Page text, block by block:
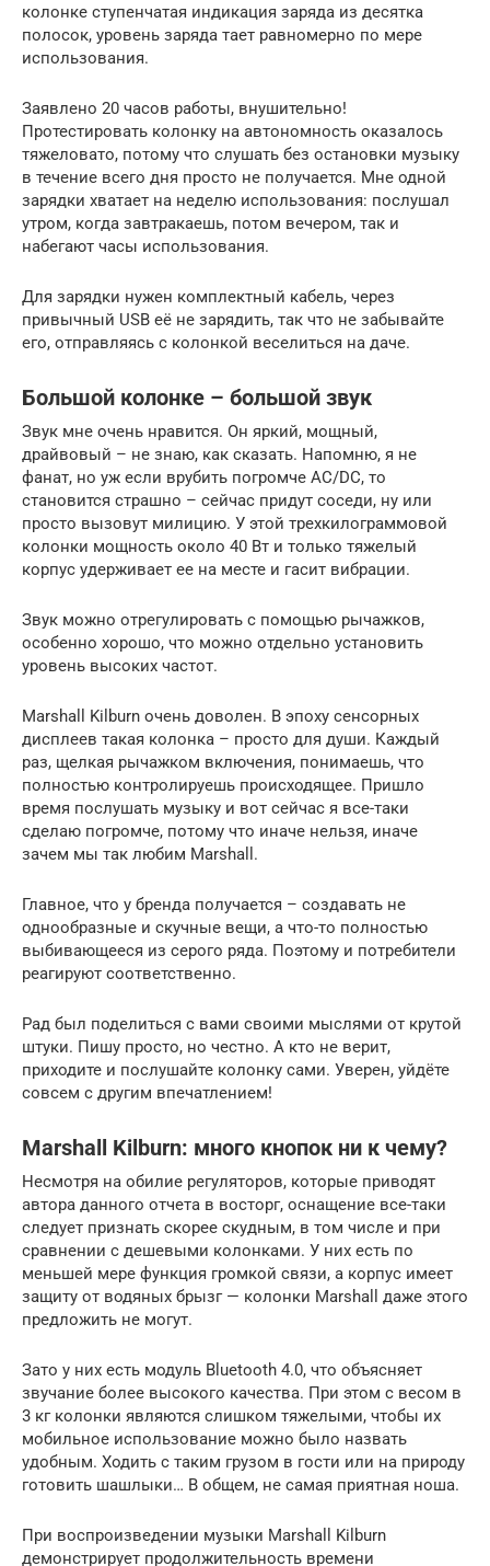
колонке ступенчатая индикация заряда из десятка
полосок, уровень заряда тает равномерно по мере
использования.
Заявлено 20 часов работы, внушительно!
Протестировать колонку на автономность оказалось
тяжеловато, потому что слушать без остановки музыку
в течение всего дня просто не получается. Мне одной
зарядки хватает на неделю использования: послушал
утром, когда завтракаешь, потом вечером, так и
набегают часы использования.
Для зарядки нужен комплектный кабель, через
привычный USB её не зарядить, так что не забывайте
его, отправляясь с колонкой веселиться на даче.
Большой колонке – большой звук
Звук мне очень нравится. Он яркий, мощный,
драйвовый – не знаю, как сказать. Напомню, я не
фанат, но уж если врубить погромче AC/DC, то
становится страшно – сейчас придут соседи, ну или
просто вызовут милицию. У этой трехкилограммовой
колонки мощность около 40 Вт и только тяжелый
корпус удерживает ее на месте и гасит вибрации.
Звук можно отрегулировать с помощью рычажков,
особенно хорошо, что можно отдельно установить
уровень высоких частот.
Marshall Kilburn очень доволен. В эпоху сенсорных
дисплеев такая колонка – просто для души. Каждый
раз, щелкая рычажком включения, понимаешь, что
полностью контролируешь происходящее. Пришло
время послушать музыку и вот сейчас я все-таки
сделаю погромче, потому что иначе нельзя, иначе
зачем мы так любим Marshall.
Главное, что у бренда получается – создавать не
однообразные и скучные вещи, а что-то полностью
выбивающееся из серого ряда. Поэтому и потребители
реагируют соответственно.
Рад был поделиться с вами своими мыслями от крутой
штуки. Пишу просто, но честно. А кто не верит,
приходите и послушайте колонку сами. Уверен, уйдёте
совсем с другим впечатлением!
Marshall Kilburn: много кнопок ни к чему?
Несмотря на обилие регуляторов, которые приводят
автора данного отчета в восторг, оснащение все-таки
следует признать скорее скудным, в том числе и при
сравнении с дешевыми колонками. У них есть по
меньшей мере функция громкой связи, а корпус имеет
защиту от водяных брызг — колонки Marshall даже этого
предложить не могут.
Зато у них есть модуль Bluetooth 4.0, что объясняет
звучание более высокого качества. При этом с весом в
3 кг колонки являются слишком тяжелыми, чтобы их
мобильное использование можно было назвать
удобным. Ходить с таким грузом в гости или на природу
готовить шашлыки… В общем, не самая приятная ноша.
При воспроизведении музыки Marshall Kilburn
демонстрирует продолжительность времени